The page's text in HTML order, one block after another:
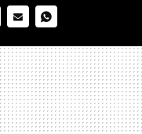
MAIL